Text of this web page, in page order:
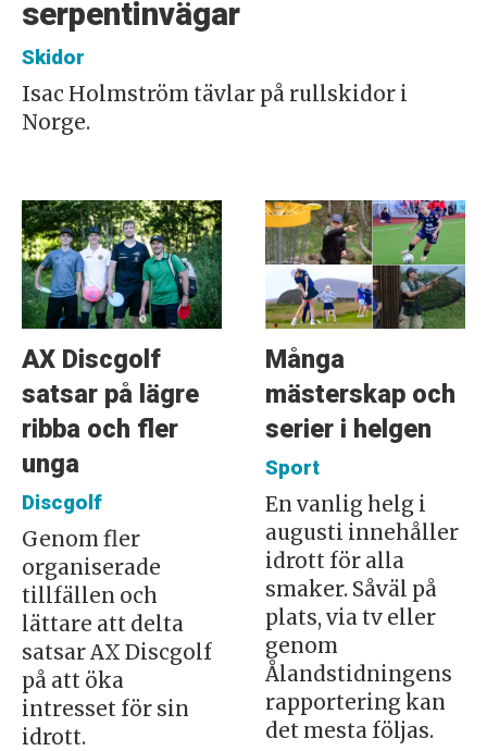
serpentinvägar
Skidor
Isac Holmström tävlar på rullskidor i
Norge.
AX Discgolf
satsar på lägre
ribba och fler
unga
Discgolf
Genom fler
organiserade
tillfällen och
lättare att delta
satsar AX Discgolf
på att öka
intresset för sin
idrott.
Många
mästerskap och
serier i helgen
Sport
En vanlig helg i
augusti innehåller
idrott för alla
smaker. Såväl på
plats, via tv eller
genom
Ålandstidningens
rapportering kan
det mesta följas.